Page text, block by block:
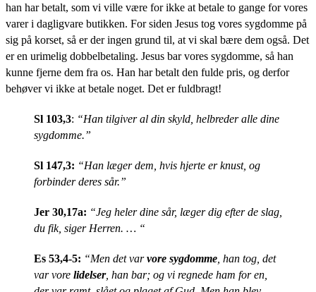
han har betalt, som vi ville være for ikke at betale to gange for vores
varer i dagligvare butikken. For siden Jesus tog vores sygdomme på
sig på korset, så er der ingen grund til, at vi skal bære dem også. Det
er en urimelig dobbelbetaling. Jesus bar vores sygdomme, så han
kunne fjerne dem fra os. Han har betalt den fulde pris, og derfor
behøver vi ikke at betale noget. Det er fuldbragt!
Sl 103,3: “Han tilgiver al din skyld, helbreder alle dine
sygdomme.”
Sl 147,3: “Han læger dem, hvis hjerte er knust, og
forbinder deres sår.”
Jer 30,17a: “Jeg heler dine sår, læger dig efter de slag,
du fik, siger Herren. … “
Es 53,4-5: “Men det varvore sygdomme , han tog, det
var vore lidelser, han bar; og vi regnede ham for en,